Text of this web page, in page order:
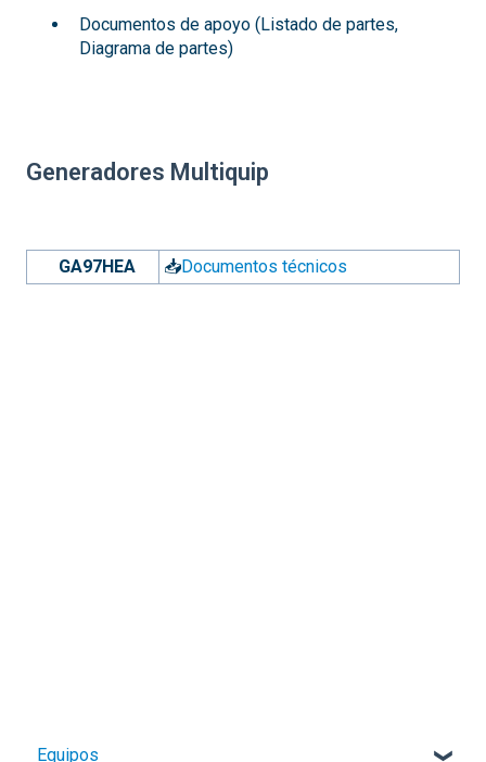
Documentos de apoyo (Listado de partes,
Diagrama de partes)
Generadores Multiquip
GA97HEA 📥Documentos técnicos
Equipos